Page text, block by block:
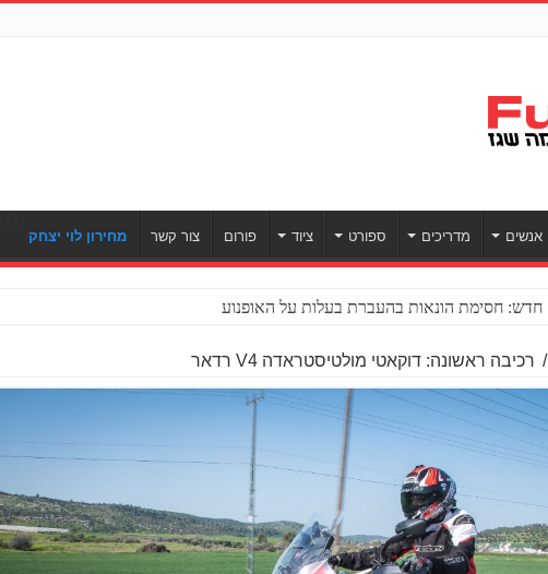
אנשים מדריכים ספורט ציוד פורום צור קשר מחירון לוי יצחק
חדש: חסימת הונאות בהעברת בעלות על האופנוע
/ רכיבה ראשונה: דוקאטי מולטיסטראדה V4 רדאר